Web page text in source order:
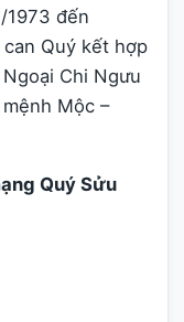
đến
Quý kết hợp
Chi Ngưu
Mộc –
Quý Sửu